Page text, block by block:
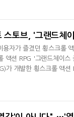
으로 탈취해 수익을 얻는
스토브, '그랜드체
자가 즐겼던 횡스크롤
액션 RPG '그랜드체이
가 개발한 횡스크롤 액
공한다.스토브는 출시를